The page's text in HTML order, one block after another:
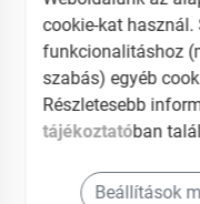
cookie-kat használ.
funkcionalitáshoz
szabás) egyéb
Részletesebb
tájékoztatóban
Beállítások